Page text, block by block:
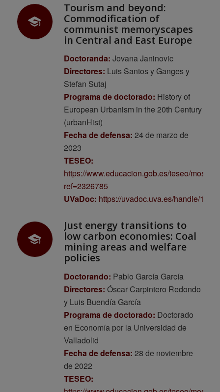
Tourism and beyond:
Commodification of
communist memoryscapes
in Central and East Europe
Doctoranda: Jovana Janinovic
Directores: Luis Santos y Ganges y
Stefan Sutaj
Programa de doctorado: History of
European Urbanism in the 20th Century
(urbanHist)
Fecha de defensa: 24 de marzo de
2023
TESEO:
https://www.educacion.gob.es/teseo/
ref=2326785
UVaDoc: https://uvadoc.uva.es/handle/
Just energy transitions to
low carbon economies: Coal
mining areas and welfare
policies
Doctorando: Pablo García García
Directores: Óscar Carpintero Redondo
y Luis Buendía García
Programa de doctorado: Doctorado
en Economía por la Universidad de
Valladolid
Fecha de defensa: 28 de noviembre
de 2022
TESEO: